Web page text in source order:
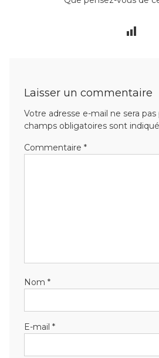
Laisser un commentaire
Votre adresse e-mail ne sera pas
champs obligatoires sont
Commentaire *
Nom *
E-mail *